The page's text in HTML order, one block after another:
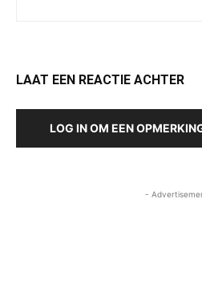
LAAT EEN REACTIE ACHTER
LOG IN OM EEN
-